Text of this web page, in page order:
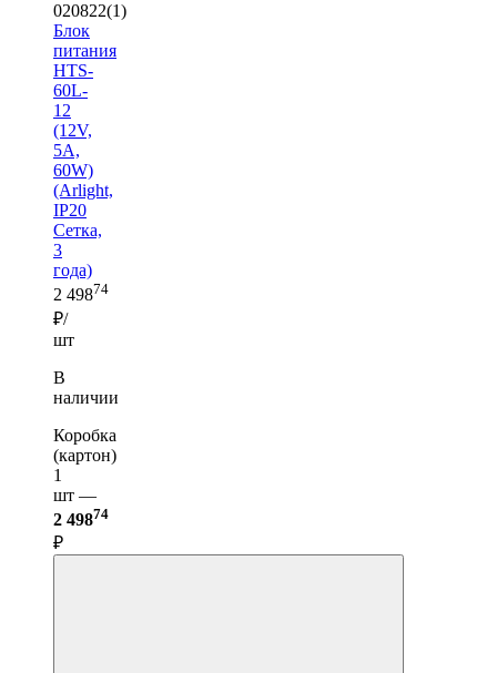
020822(1)
Блок
питания
HTS-
60L-
12
(12V,
5A,
60W)
(Arlight,
IP20
Сетка,
3
года)
2 49874
₽/
шт
В
наличии
Коробка
(картон)
1
шт —
2 49874
₽